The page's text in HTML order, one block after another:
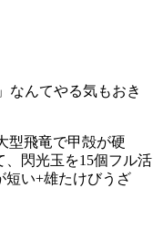
なんてやる気もおき
型飛竜で甲殻が硬
閃光玉を15個フル活
短い+雄たけびうざ